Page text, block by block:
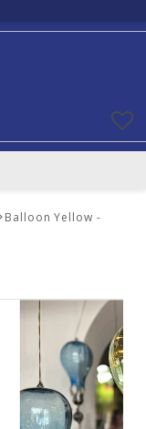
Balloon Yellow -